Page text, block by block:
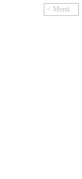
< Menü